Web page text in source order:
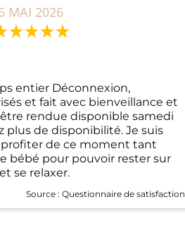
MAI 2026
entier Déconnexion,
et fait avec bienveillance et
rendue disponible samedi
plus de disponibilité. Je suis
de ce moment tant
bébé pour pouvoir rester sur
se relaxer.
Source : Questionnaire de satisfaction